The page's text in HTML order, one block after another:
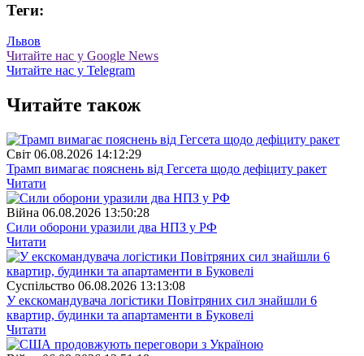
Теги:
Львов
Читайте нас у Google News
Читайте нас у Telegram
Читайте також
Свiт 06.08.2026 14:12:29
Трамп вимагає пояснень від Гегсета щодо дефіциту ракет
Читати
Війна 06.08.2026 13:50:28
Сили оборони уразили два НПЗ у РФ
Читати
Суспiльство 06.08.2026 13:13:08
У екскомандувача логістики Повітряних сил знайшли 6
квартир, будинки та апартаменти в Буковелі
Читати